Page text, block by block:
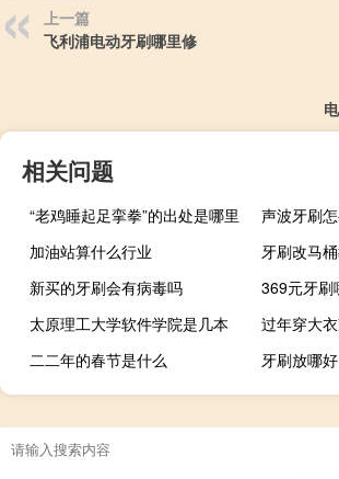
上一篇
飞利浦电动牙刷哪里修
相关问题
“老鸡睡起足挛拳”的出处是哪里
声波牙刷
加油站算什么行业
牙刷改马
新买的牙刷会有病毒吗
369元牙刷
太原理工大学软件学院是几本
过年穿大
二二年的春节是什么
牙刷放哪好